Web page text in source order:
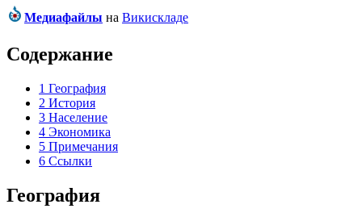
Медиафайлы на Викискладе
Содержание
1 География
2 История
3 Население
4 Экономика
5 Примечания
6 Ссылки
География